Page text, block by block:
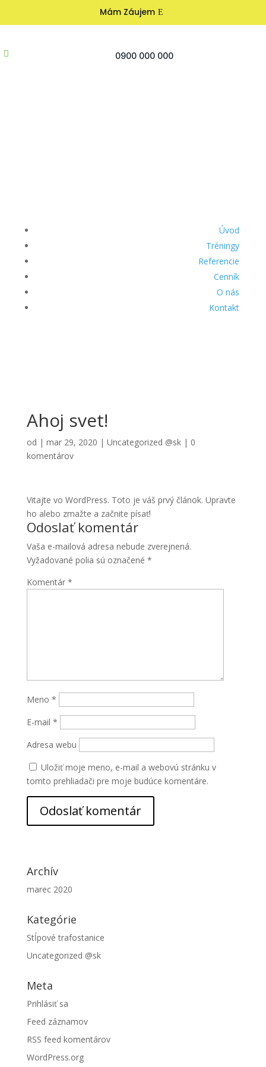
Mám Záujem
 0900 000 000
Úvod
Tréningy
Referencie
Cenník
O nás
Kontakt
Ahoj svet!
od | mar 29, 2020 | Uncategorized @sk| 0
komentárov
Vitajte vo WordPress. Toto je váš prvý článok. Upravte
ho alebo zmažte a začnite písať!
Odoslať komentár
Vaša e-mailová adresa nebude zverejnená.
Vyžadované polia sú označené *
Komentár *
Meno *
E-mail *
Adresa webu
Uložiť moje meno, e-mail a webovú stránku v
tomto prehliadači pre moje budúce komentáre.
Archív
marec 2020
Kategórie
Stĺpové trafostanice
Uncategorized @sk
Meta
Prihlásiť sa
Feed záznamov
RSS feed komentárov
WordPress.org